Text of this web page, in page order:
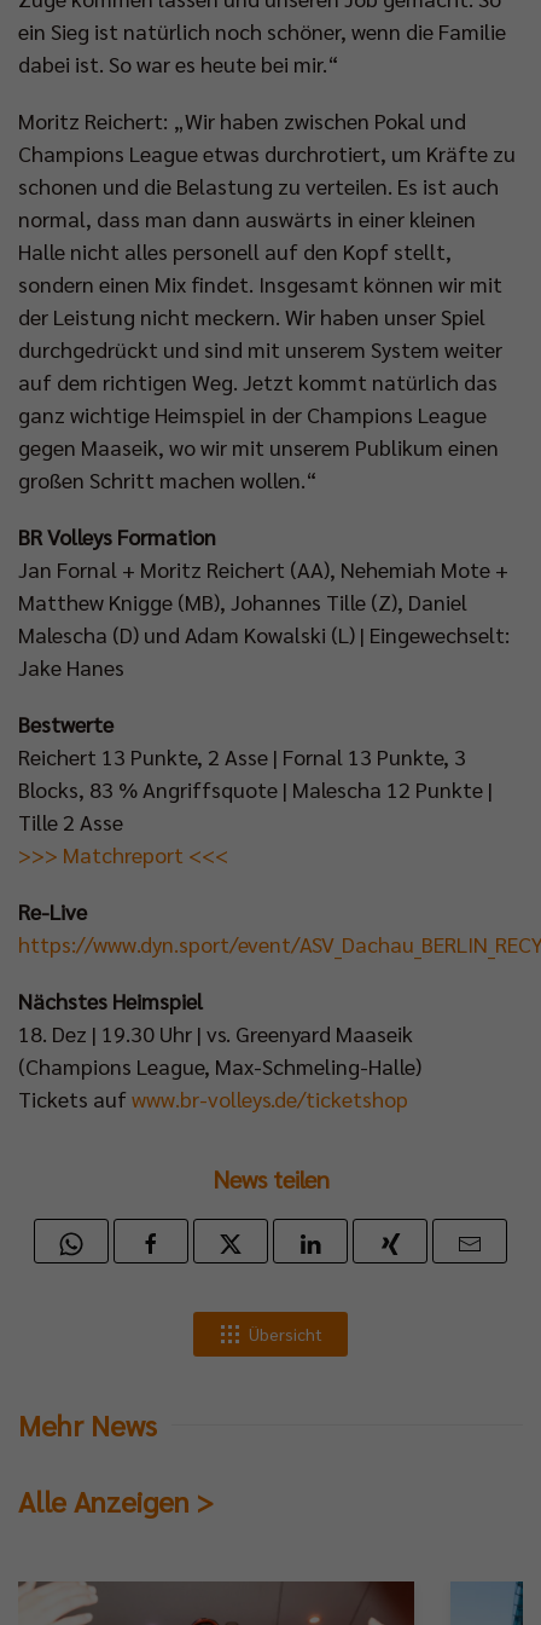
ein Sieg ist natürlich noch schöner, wenn die Familie
dabei ist. So war es heute bei mir.“
Moritz Reichert: „Wir haben zwischen Pokal und
Champions League etwas durchrotiert, um Kräfte zu
schonen und die Belastung zu verteilen. Es ist auch
normal, dass man dann auswärts in einer kleinen
Halle nicht alles personell auf den Kopf stellt,
sondern einen Mix findet. Insgesamt können wir mit
der Leistung nicht meckern. Wir haben unser Spiel
durchgedrückt und sind mit unserem System weiter
auf dem richtigen Weg. Jetzt kommt natürlich das
ganz wichtige Heimspiel in der Champions League
gegen Maaseik, wo wir mit unserem Publikum einen
großen Schritt machen wollen.“
BR Volleys Formation
Jan Fornal + Moritz Reichert (AA), Nehemiah Mote +
Matthew Knigge (MB), Johannes Tille (Z), Daniel
Malescha (D) und Adam Kowalski (L) | Eingewechselt:
Jake Hanes
Bestwerte
Reichert 13 Punkte, 2 Asse | Fornal 13 Punkte, 3
Blocks, 83 % Angriffsquote | Malescha 12 Punkte |
Tille 2 Asse
>>> Matchreport <<<
Re-Live
https://www.dyn.sport/event/
Nächstes Heimspiel
18. Dez | 19.30 Uhr | vs. Greenyard Maaseik
(Champions League, Max-Schmeling-Halle)
Tickets auf www.br-volleys.de/ticketshop
News teilen
Übersicht
Mehr News
Alle Anzeigen >